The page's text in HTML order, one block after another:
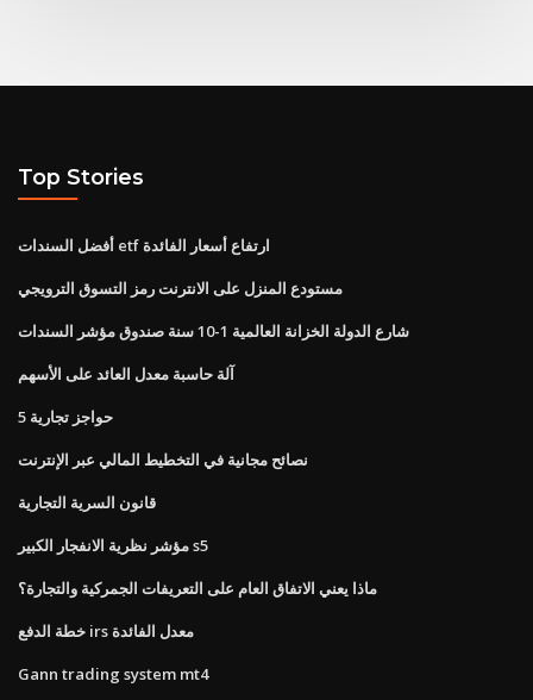
Top Stories
أفضل السندات etf ارتفاع أسعار الفائدة
مستودع المنزل على الانترنت رمز التسوق الترويجي
شارع الدولة الخزانة العالمية 1-10 سنة صندوق مؤشر السندات
آلة حاسبة معدل العائد على الأسهم
5 حواجز تجارية
نصائح مجانية في التخطيط المالي عبر الإنترنت
قانون السرية التجارية
مؤشر نظرية الانفجار الكبير s5
ماذا يعني الاتفاق العام على التعريفات الجمركية والتجارة؟
خطة الدفع irs معدل الفائدة
Gann trading system mt4